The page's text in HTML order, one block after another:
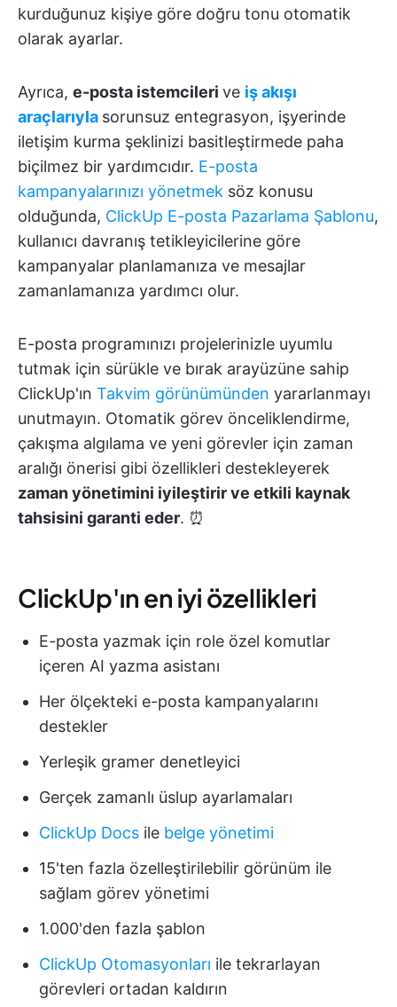
kurduğunuz kişiye göre doğru tonu otomatik
olarak ayarlar.
Ayrıca, e-posta istemcileri ve iş akışı
araçlarıyla sorunsuz entegrasyon, işyerinde
iletişim kurma şeklinizi basitleştirmede paha
biçilmez bir yardımcıdır. E-posta
kampanyalarınızı yönetmek söz konusu
olduğunda, ClickUp E-posta Pazarlama Şablonu,
kullanıcı davranış tetikleyicilerine göre
kampanyalar planlamanıza ve mesajlar
zamanlamanıza yardımcı olur.
E-posta programınızı projelerinizle uyumlu
tutmak için sürükle ve bırak arayüzüne sahip
ClickUp'ın Takvim görünümünden yararlanmayı
unutmayın. Otomatik görev önceliklendirme,
çakışma algılama ve yeni görevler için zaman
aralığı önerisi gibi özellikleri destekleyerek
zaman yönetimini iyileştirir ve etkili kaynak
tahsisini garanti eder. ⏰
ClickUp'ın en iyi özellikleri
E-posta yazmak için role özel komutlar
içeren AI yazma asistanı
Her ölçekteki e-posta kampanyalarını
destekler
Yerleşik gramer denetleyici
Gerçek zamanlı üslup ayarlamaları
ClickUp Docs ile belge yönetimi
15'ten fazla özelleştirilebilir görünüm ile
sağlam görev yönetimi
1.000'den fazla şablon
ClickUp Otomasyonları ile tekrarlayan
görevleri ortadan kaldırın